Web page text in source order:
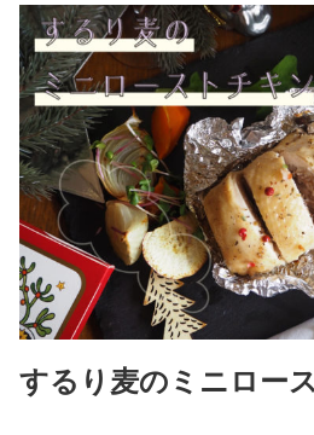
するり麦のミニロー